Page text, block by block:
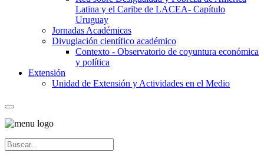
Latina y el Caribe de LACEA- Capítulo
Uruguay
Jornadas Académicas
Divuglación científico académico
Contexto - Observatorio de coyuntura económica
y política
Extensión
Unidad de Extensión y Actividades en el Medio